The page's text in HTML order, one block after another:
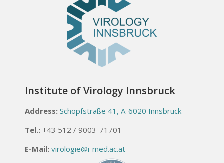
Institute of Virology Innsbruck
Address: Schöpfstraße 41, A-6020 Innsbruck
Tel.: +43 512 / 9003-71701
E-Mail: virologie@i-med.ac.at